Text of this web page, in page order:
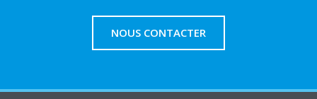
NOUS CONTACTER